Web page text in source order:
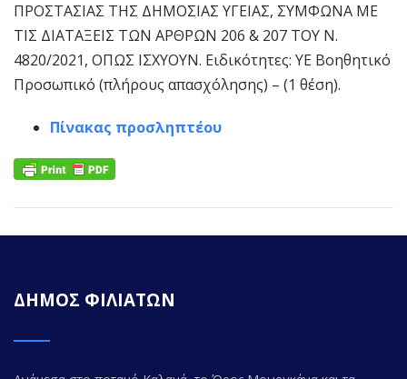
ΠΡΟΣΤΑΣΙΑΣ ΤΗΣ ΔΗΜΟΣΙΑΣ ΥΓΕΙΑΣ, ΣΥΜΦΩΝΑ ΜΕ
ΤΙΣ ΔΙΑΤΑΞΕΙΣ ΤΩΝ ΑΡΘΡΩΝ 206 & 207 ΤΟΥ Ν.
4820/2021, ΟΠΩΣ ΙΣΧΥΟΥΝ. Ειδικότητες: ΥΕ Βοηθητικό
Προσωπικό (πλήρους απασχόλησης) – (1 θέση).
Πίνακας προσληπτέου
ΔΗΜΟΣ ΦΙΛΙΑΤΩΝ